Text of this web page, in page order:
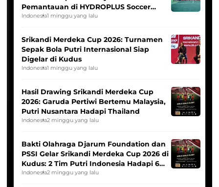
Pemantauan di HYDROPLUS Soccer
League
Indonesia1 minggu yang lalu
Srikandi Merdeka Cup 2026: Turnamen
Sepak Bola Putri Internasional Siap
Digelar di Kudus
Indonesia1 minggu yang lalu
Hasil Drawing Srikandi Merdeka Cup
2026: Garuda Pertiwi Bertemu Malaysia,
Putri Nusantara Hadapi Thailand
Indonesia2 minggu yang lalu
Bakti Olahraga Djarum Foundation dan
PSSI Gelar Srikandi Merdeka Cup 2026 di
Kudus: 2 Tim Putri Indonesia Hadapi 6
Tim Asia
Indonesia2 minggu yang lalu